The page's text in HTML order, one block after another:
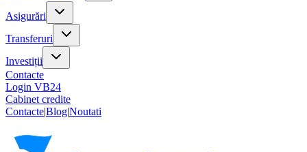
Asigurări
Transferuri
Investiții
Contacte
Login VB24
Cabinet credite
Contacte|Blog|Noutati